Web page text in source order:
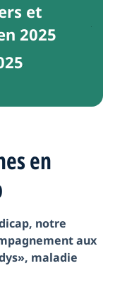
et
2025
en
notre
aux
maladie